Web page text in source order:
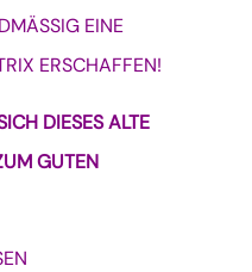
EINE
ERSCHAFFEN!
DIESES ALTE
GUTEN